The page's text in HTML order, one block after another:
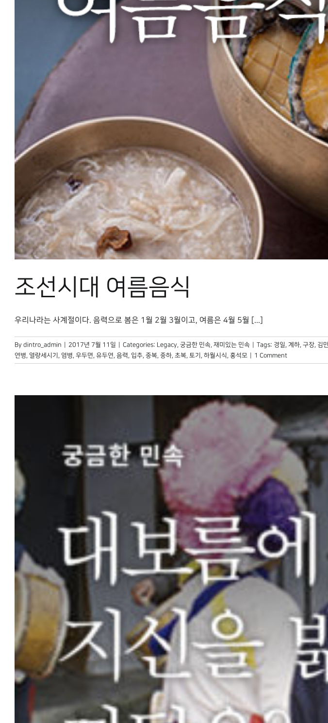
조선시대 여름음식
우리나라는 사계절이다. 음력으로 봄은 1월 2월 3월이고, 여름은 4월 5월 [...]
By dintro_admin 2017년 7월 11일 Categories: Legacy, 궁금한 민속, 재미있는 민속 Tags: 경일, 계하, 구장, 김
연병, 열량세시기 , 염병, 우두면, 유두연, 음력, 입추, 중복, 중하, 초복, 토기 , 하월시식, 홍석모 1 Comment